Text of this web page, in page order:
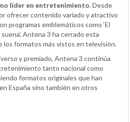
líder en entretenimiento. Desde
ofrecer contenido variado y atractivo
programas emblemáticos como ‘El
suena’, Antena 3 ha cerrado esta
los formatos más vistos en televisión.
y premiado, Antena 3 continúa
tanto nacional como
formatos originales que han
España sino también en otros